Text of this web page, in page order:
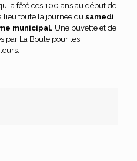
a fêté ces 100 ans au début de
lieu toute la journée du samedi
municipal. Une buvette et de
par La Boule pour les